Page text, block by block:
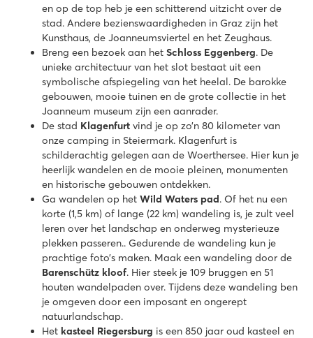
en op de top heb je een schitterend uitzicht over de
stad. Andere bezienswaardigheden in Graz zijn het
Kunsthaus, de Joanneumsviertel en het Zeughaus.
Breng een bezoek aan het Schloss Eggenberg. De
unieke architectuur van het slot bestaat uit een
symbolische afspiegeling van het heelal. De barokke
gebouwen, mooie tuinen en de grote collectie in het
Joanneum museum zijn een aanrader.
De stad Klagenfurt vind je op zo’n 80 kilometer van
onze camping in Steiermark. Klagenfurt is
schilderachtig gelegen aan de Woerthersee. Hier kun je
heerlijk wandelen en de mooie pleinen, monumenten
en historische gebouwen ontdekken.
Ga wandelen op het Wild Waters pad. Of het nu een
korte (1,5 km) of lange (22 km) wandeling is, je zult veel
leren over het landschap en onderweg mysterieuze
plekken passeren.. Gedurende de wandeling kun je
prachtige foto’s maken. Maak een wandeling door de
Barenschütz kloof. Hier steek je 109 bruggen en 51
houten wandelpaden over. Tijdens deze wandeling ben
je omgeven door een imposant en ongerept
natuurlandschap.
Het kasteel Riegersburg is een 850 jaar oud kasteel en